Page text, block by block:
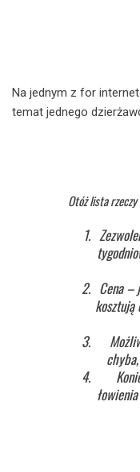
Na jednym z for
temat jednego
Otóż lista
Cena –
kosztują